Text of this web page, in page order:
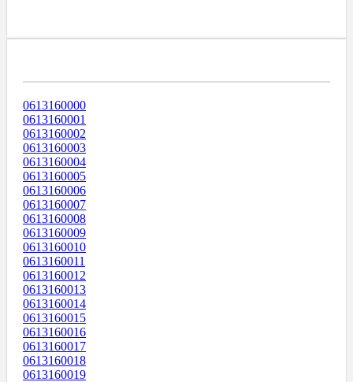
0613160000
0613160001
0613160002
0613160003
0613160004
0613160005
0613160006
0613160007
0613160008
0613160009
0613160010
0613160011
0613160012
0613160013
0613160014
0613160015
0613160016
0613160017
0613160018
0613160019